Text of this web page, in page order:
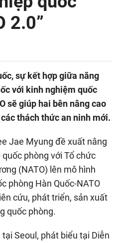
2.0”
sự kết hợp giữa năng
với kinh nghiệm quốc
sẽ giúp hai bên nâng cao
thách thức an ninh mới.
Jae Myung đề xuất nâng
phòng với Tổ chức
(NATO) lên mô hình
phòng Hàn Quốc-NATO
cứu, phát triển, sản xuất
quốc phòng.
Seoul, phát biểu tại Diễn